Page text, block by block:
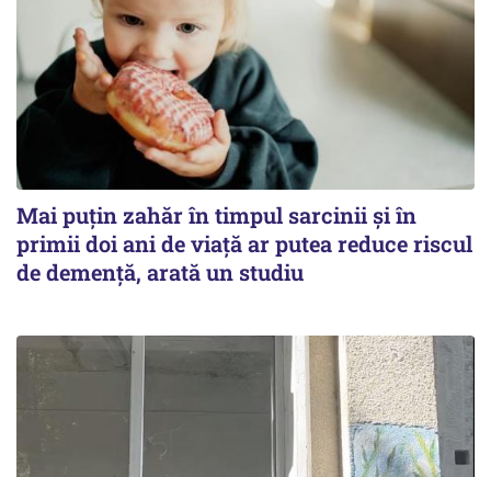
Mai puțin zahăr în timpul sarcinii și în
primii doi ani de viață ar putea reduce riscul
de demență, arată un studiu